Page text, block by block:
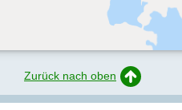
Zurück nach oben